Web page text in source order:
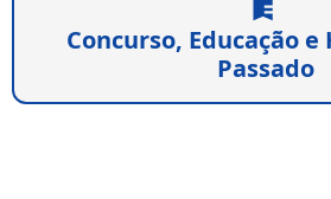
Concurso, Educação
Passado